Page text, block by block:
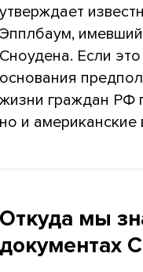
утверждает
Эпплбаум,
Сноудена. Если
основания
жизни граждан РФ
но и американские
Откуда мы
документах